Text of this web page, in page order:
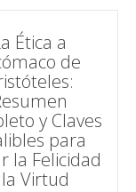
Ética a
de
y Claves
para
la Felicidad
Virtud